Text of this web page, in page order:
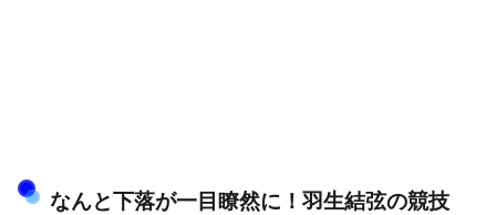
なんと下落が一目瞭然に！羽生結弦の競技